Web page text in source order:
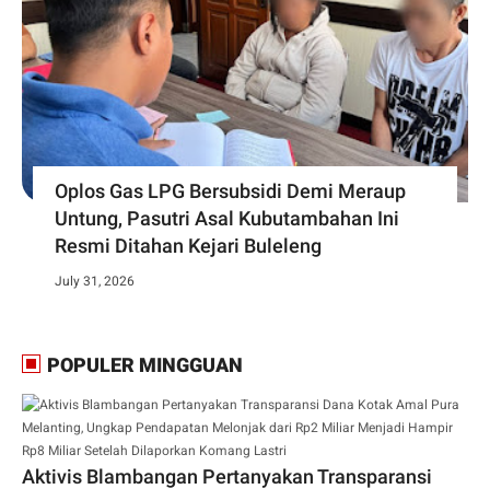
Oplos Gas LPG Bersubsidi Demi Meraup
Untung, Pasutri Asal Kubutambahan Ini
Resmi Ditahan Kejari Buleleng
July 31, 2026
POPULER MINGGUAN
Aktivis Blambangan Pertanyakan Transparansi